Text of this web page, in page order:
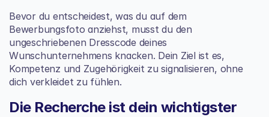
Bevor du entscheidest, was du auf dem
Bewerbungsfoto anziehst, musst du den
ungeschriebenen Dresscode deines
Wunschunternehmens knacken. Dein Ziel ist es,
Kompetenz und Zugehörigkeit zu signalisieren, ohne
dich verkleidet zu fühlen.
Die Recherche ist dein wichtigster